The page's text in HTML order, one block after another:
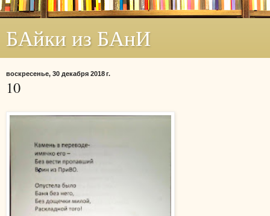
БАйки из БАнИ
воскресенье, 30 декабря 2018 г.
10